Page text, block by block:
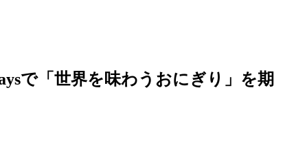
で「世界を味わうおにぎり」を期